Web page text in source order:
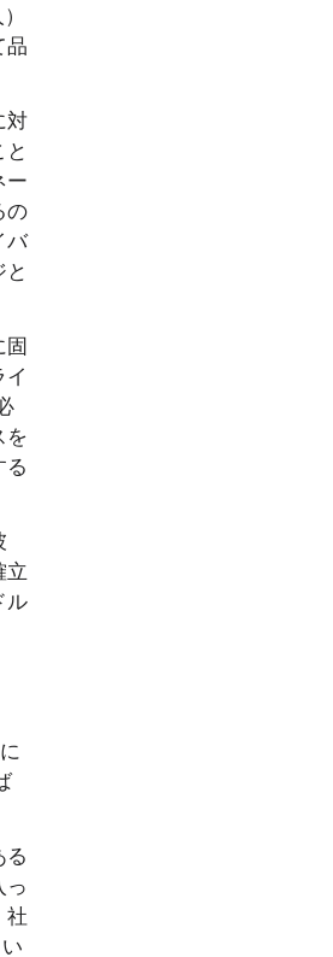
品
対
ー
の
バ
固
を
る
立
ル
る
っ
社